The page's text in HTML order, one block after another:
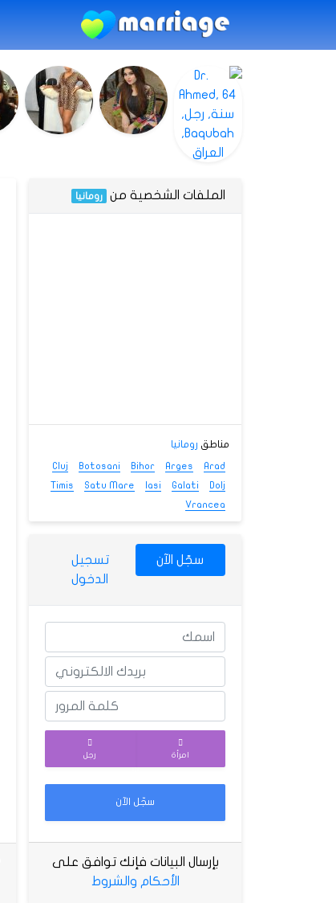
الملفات الشخصية من رومانيا
مناطق رومانيا
Arad
Arges
Bihor
Botosani
Cluj
Dolj
Galati
Iasi
Satu Mare
Timis
Vrancea
سجّل الآن
تسجيل
الدخول
امرأة رجل
سجّل الآن
بإرسال البيانات فإنك توافق على
الأحكام والشروط